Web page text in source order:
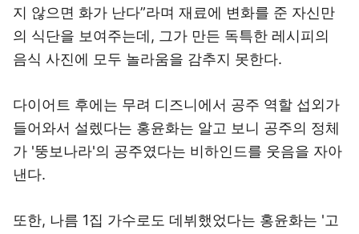
지 않으면 화가 난다”라며 재료에 변화를 준 자신만
의 식단을 보여주는데, 그가 만든 독특한 레시피의
음식 사진에 모두 놀라움을 감추지 못한다.
다이어트 후에는 무려 디즈니에서 공주 역할 섭외가
들어와서 설렜다는 홍윤화는 알고 보니 공주의 정체
가 '뚱보나라'의 공주였다는 비하인드를 웃음을 자아
낸다.
또한, 나름 1집 가수로도 데뷔했었다는 홍윤화는 '고